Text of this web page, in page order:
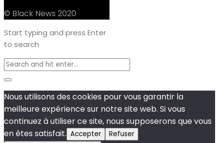
© Black News 2020
Start typing and press Enter
to search
Nous utilisons des cookies pour vous garantir la
meilleure expérience sur notre site web. Si vous
continuez à utiliser ce site, nous supposerons que vous
en êtes satisfait. Accepter
Refuser